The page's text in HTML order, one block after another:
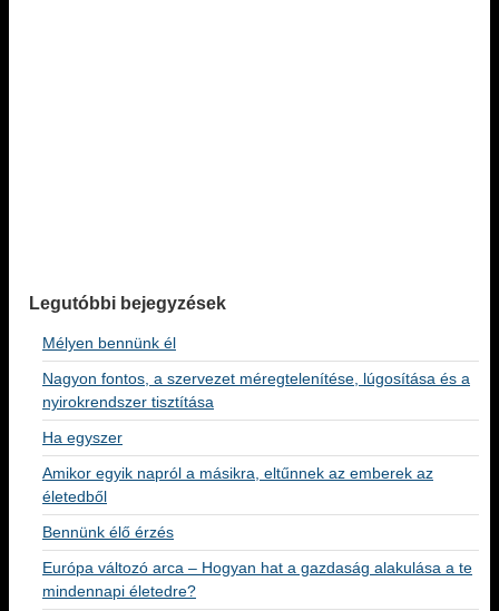
Legutóbbi bejegyzések
Mélyen bennünk él
Nagyon fontos, a szervezet méregtelenítése, lúgosítása és a
nyirokrendszer tisztítása
Ha egyszer
Amikor egyik napról a másikra, eltűnnek az emberek az
életedből
Bennünk élő érzés
Európa változó arca – Hogyan hat a gazdaság alakulása a te
mindennapi életedre?